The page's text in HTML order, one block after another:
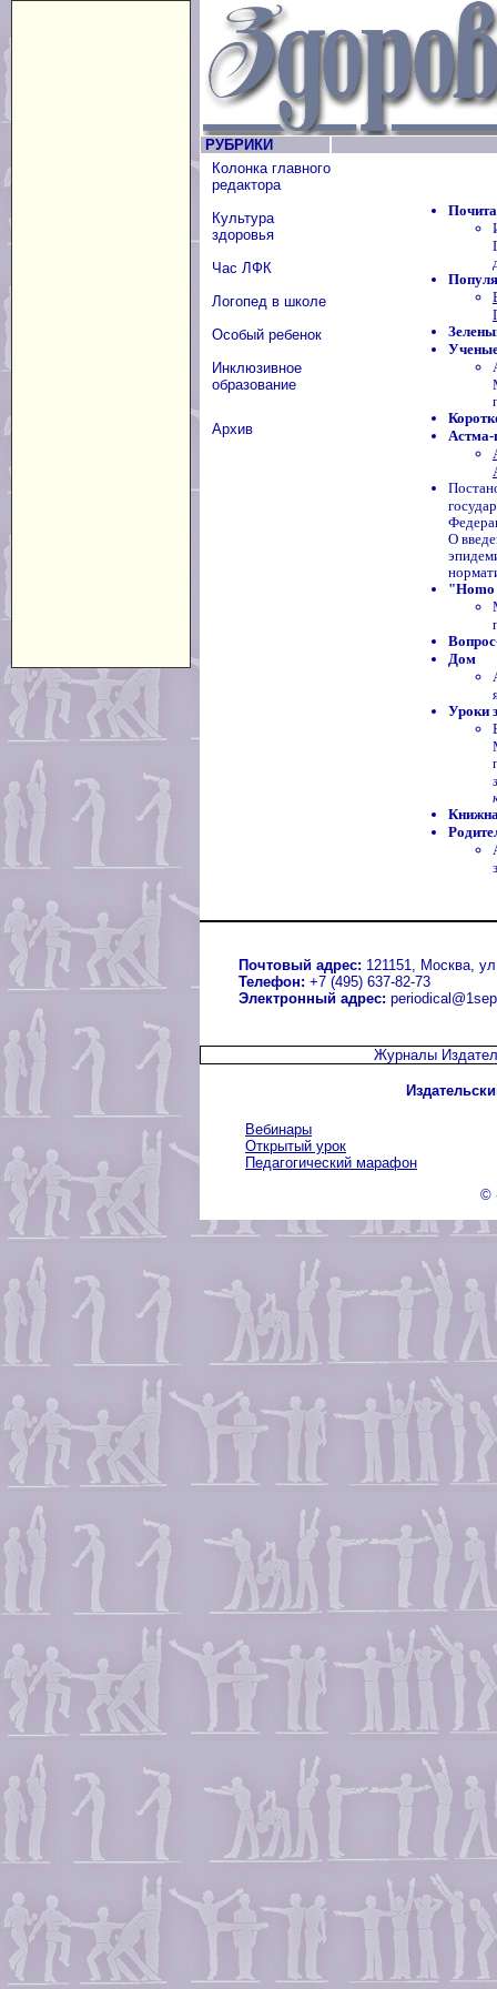
РУБРИКИ
Колонка главного
редактора
Культура
здоровья
Час ЛФК
Логопед в школе
Особый ребенок
Инклюзивное
образование
Архив
О
Дом
Уроки
Почтовый адрес: 121151, Москва,
Телефон: +7 (495) 637-82-73
Электронный адрес:
Журналы
Вебинары
Открытый урок
Педагогический марафон
©